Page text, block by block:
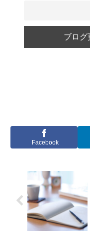
Facebook